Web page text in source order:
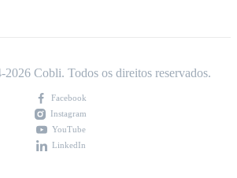
2026 Cobli. Todos os direitos reservados.
Facebook
Instagram
YouTube
LinkedIn